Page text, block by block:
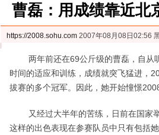
曹磊：用成绩靠近北
https://2008.sohu.com 2007年08月08日02:56
两年前还在69公斤级的曹磊，自从
时间的适应和训练，成绩就突飞猛进，
拔赛的多个冠军。因此，她开始憧憬
又经过大半年的苦练，日前在国家举
这样的出色表现在参赛队员中只有包括她